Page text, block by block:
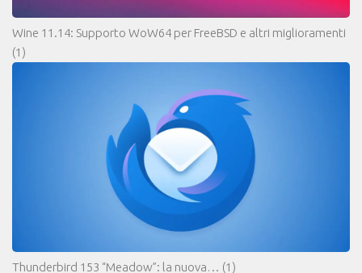
Wine 11.14: Supporto WoW64 per FreeBSD e altri miglioramenti
(1)
Thunderbird 153 “Meadow”: la nuova… (1)